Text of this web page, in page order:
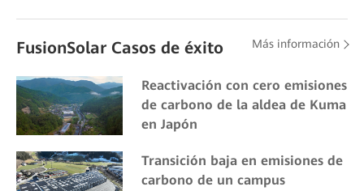
FusionSolar Casos de éxito Más información
Reactivación con cero emisiones
de carbono de la aldea de Kuma
en Japón
Transición baja en emisiones de
carbono de un campus